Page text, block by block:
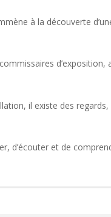
à la découverte
d’exposition,
il existe des
d’écouter et de